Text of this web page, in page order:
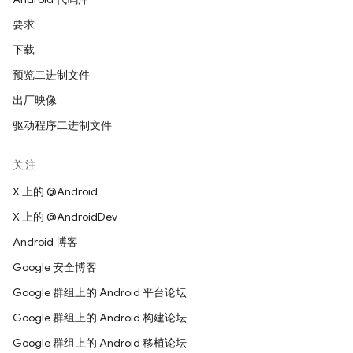
要求
下载
预览二进制文件
出厂映像
驱动程序二进制文件
关注
X 上的 @Android
X 上的 @AndroidDev
Android 博客
Google 安全博客
Google 群组上的 Android 平台论坛
Google 群组上的 Android 构建论坛
Google 群组上的 Android 移植论坛